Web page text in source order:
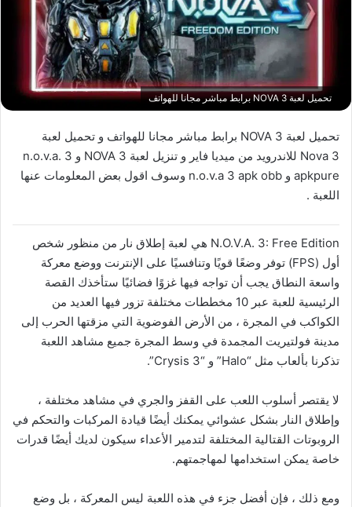
تحميل لعبة NOVA 3 برابط مباشر مجانا للهواتف
تحميل لعبة NOVA 3 برابط مباشر مجانا للهواتف و تحميل لعبة
Nova 3 للاندرويد من ميديا فاير و تنزيل لعبة NOVA 3 و n.o.v.a. 3
apkpure و n.o.v.a 3 apk obb وسوف اقول بعض المعلومات عنها
اللعبة .
N.O.V.A. 3: Free Edition هي لعبة إطلاق نار من منظور شخص
أول (FPS) توفر وضعًا قويًا وتنافسيًا على الإنترنت ووضع معركة
واسعة النطاق يجب أن تواجه فيها غزوًا فضائيًا ستأخذك القصة
الرئيسية للعبة عبر 10 مخططات مختلفة تزور فيها العديد من
الكواكب في المجرة ، من الأرض الفوضوية التي مزقتها الحرب إلى
مدينة فولتيريت المجمدة في وسط المجرة جميع مشاهد اللعبة
تذكرنا بألعاب مثل “Halo” و “Crysis 3”.
لا يقتصر أسلوب اللعب على القفز والجري في مشاهد مختلفة ،
وإطلاق النار بشكل عشوائي يمكنك أيضًا قيادة المركبات والتحكم في
الروبوتات القتالية المختلفة لتدمير الأعداء سيكون لديك أيضًا قدرات
خاصة يمكن استخدامها لمهاجمتهم.
ومع ذلك ، فإن أفضل جزء في هذه اللعبة ليس المعركة ، بل وضع